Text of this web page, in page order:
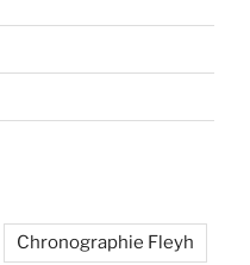
Chronographie Fleyh